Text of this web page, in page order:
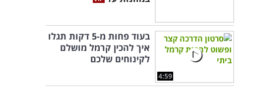
4:59
בעוד פחות מ-5 דקות תגלו
איך להכין קרמל מושלם
לקינוחים שלכם